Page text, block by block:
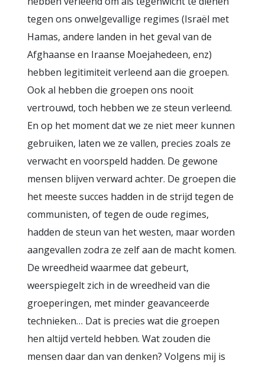
tegen ons onwelgevallige regimes (Israël met
Hamas, andere landen in het geval van de
Afghaanse en Iraanse Moejahedeen, enz)
hebben legitimiteit verleend aan die groepen.
Ook al hebben die groepen ons nooit
vertrouwd, toch hebben we ze steun verleend.
En op het moment dat we ze niet meer kunnen
gebruiken, laten we ze vallen, precies zoals ze
verwacht en voorspeld hadden. De gewone
mensen blijven verward achter. De groepen die
het meeste succes hadden in de strijd tegen de
communisten, of tegen de oude regimes,
hadden de steun van het westen, maar worden
aangevallen zodra ze zelf aan de macht komen.
De wreedheid waarmee dat gebeurt,
weerspiegelt zich in de wreedheid van die
groeperingen, met minder geavanceerde
technieken… Dat is precies wat die groepen
hen altijd verteld hebben. Wat zouden die
mensen daar dan van denken? Volgens mij is